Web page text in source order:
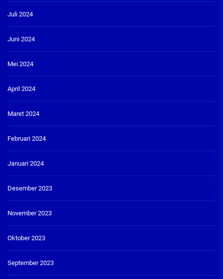
Juli 2024
Juni 2024
Mei 2024
April 2024
Maret 2024
Februari 2024
Januari 2024
Desember 2023
November 2023
Oktober 2023
September 2023